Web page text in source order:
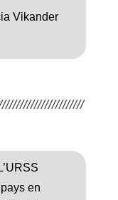
Vikander
en